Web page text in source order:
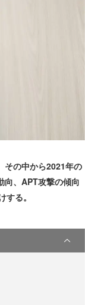
その中から2021年の
向、APT攻撃の傾向
る。